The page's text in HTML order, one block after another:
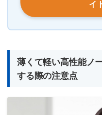
イ
薄くて軽い高性能ノ
する際の注意点